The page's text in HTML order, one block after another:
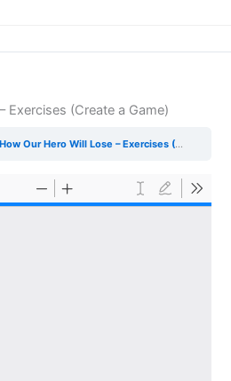
Exercises (Create a Game)
How Our Hero Will Lose – Exercises (Create a Game)